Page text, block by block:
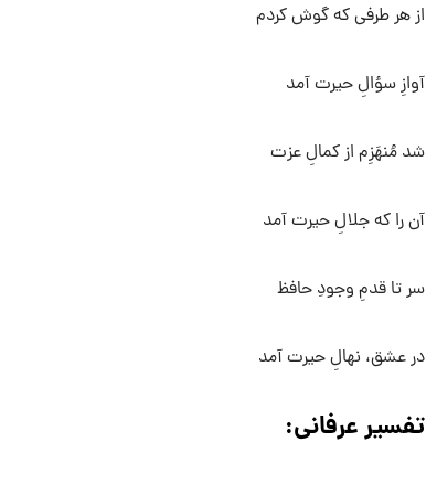
از هر طرفی که گوش کردم
آوازِ سؤالِ حیرت آمد
شد مُنهَزِم از کمالِ عزت
آن را که جلالِ حیرت آمد
سر تا قدمِ وجودِ حافظ
در عشق، نهالِ حیرت آمد
تفسیر عرفانی: